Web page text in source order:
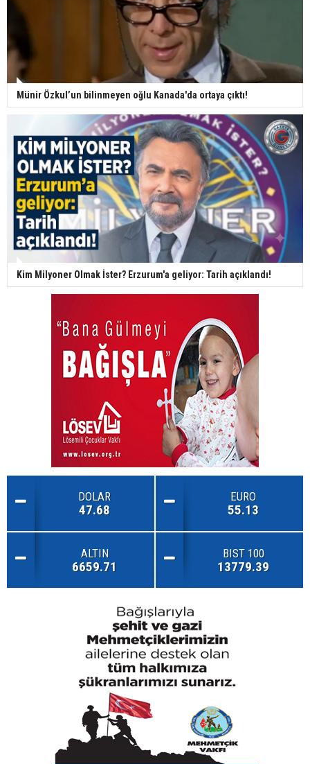
Münir Özkul’un bilinmeyen oğlu Kanada'da ortaya çıktı!
Kim Milyoner Olmak İster? Erzurum'a geliyor: Tarih açıklandı!
DOLAR
47.68
EURO
55.13
ALTIN
6659.71
BIST 100
13779.39